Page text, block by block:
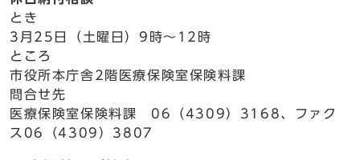
とき
3月25日（土曜日）9時～12時
ところ
市役所本庁舎2階医療保険室保険料課
問合せ先
医療保険室保険料課 06（4309）3168、ファク
ス06（4309）3807